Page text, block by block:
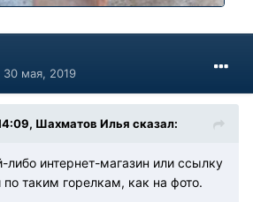
30 мая, 2019
Шахматов Илья сказал:
либо интернет-магазин или ссылку
таким горелкам, как на фото.